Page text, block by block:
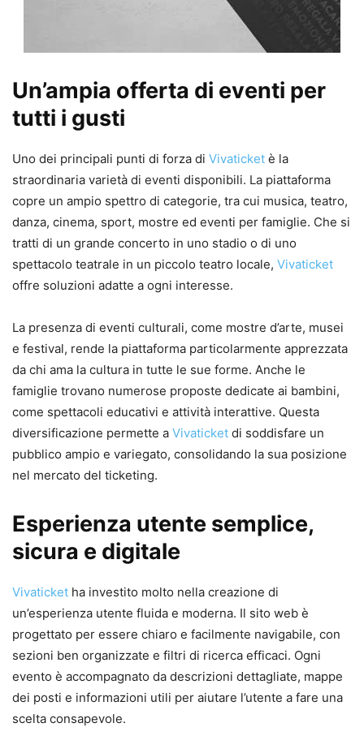
Un’ampia offerta di eventi per
tutti i gusti
Uno dei principali punti di forza di Vivaticket è la
straordinaria varietà di eventi disponibili. La piattaforma
copre un ampio spettro di categorie, tra cui musica, teatro,
danza, cinema, sport, mostre ed eventi per famiglie. Che si
tratti di un grande concerto in uno stadio o di uno
spettacolo teatrale in un piccolo teatro locale, Vivaticket
offre soluzioni adatte a ogni interesse.
La presenza di eventi culturali, come mostre d’arte, musei
e festival, rende la piattaforma particolarmente apprezzata
da chi ama la cultura in tutte le sue forme. Anche le
famiglie trovano numerose proposte dedicate ai bambini,
come spettacoli educativi e attività interattive. Questa
diversificazione permette a Vivaticket di soddisfare un
pubblico ampio e variegato, consolidando la sua posizione
nel mercato del ticketing.
Esperienza utente semplice,
sicura e digitale
Vivaticket ha investito molto nella creazione di
un’esperienza utente fluida e moderna. Il sito web è
progettato per essere chiaro e facilmente navigabile, con
sezioni ben organizzate e filtri di ricerca efficaci. Ogni
evento è accompagnato da descrizioni dettagliate, mappe
dei posti e informazioni utili per aiutare l’utente a fare una
scelta consapevole.